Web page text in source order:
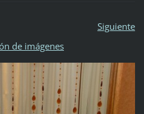
Siguiente
de imágenes